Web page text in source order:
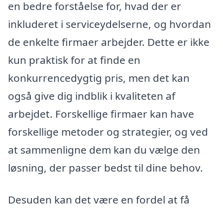
en bedre forståelse for, hvad der er
inkluderet i serviceydelserne, og hvordan
de enkelte firmaer arbejder. Dette er ikke
kun praktisk for at finde en
konkurrencedygtig pris, men det kan
også give dig indblik i kvaliteten af
arbejdet. Forskellige firmaer kan have
forskellige metoder og strategier, og ved
at sammenligne dem kan du vælge den
løsning, der passer bedst til dine behov.
Desuden kan det være en fordel at få